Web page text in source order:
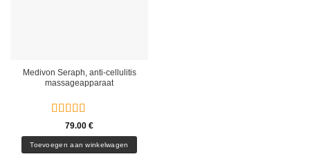
Medivon Seraph, anti-cellulitis
massageapparaat
Gewaardeerd
5uit 5
79.00 €
Toevoegen aan winkelwagen